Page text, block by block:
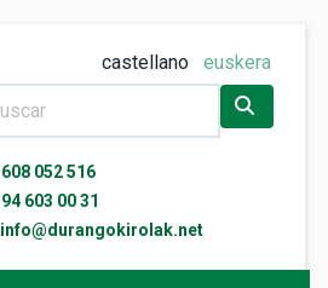
castellano euskera
608 052 516
94 603 00 31
info@durangokirolak.net